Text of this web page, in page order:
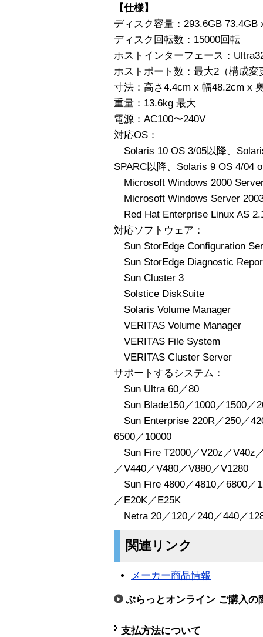
【仕様】
ディスク容量：293.6GB 73.4GB
ディスク回転数：15000回転
ホストインターフェース：
ホストポート数：最大2（構成変
寸法：高さ4.4cm x 幅48.2cm x
重量：13.6kg 最大
電源：AC100〜240V
対応OS：
Solaris 10 OS 3/05以降、
SPARC以降、Solaris 9 OS 4/04
Microsoft Windows 2000
Microsoft Windows Server
Red Hat Enterprise Linux AS
対応ソフトウェア：
Sun StorEdge Configuration
Sun StorEdge Diagnostic
Sun Cluster 3
Solstice DiskSuite
Solaris Volume Manager
VERITAS Volume Manager
VERITAS File System
VERITAS Cluster Server
サポートするシステム：
Sun Ultra 60／80
Sun Blade150／1000／1500／
Sun Enterprise 220R／250／
6500／10000
Sun Fire T2000／V20z／V40z
／V440／V480／V880／V1280
Sun Fire 4800／4810／6800／
／E20K／E25K
Netra 20／120／240／440／
関連リンク
メーカー商品情報
ぷらっとオンライン ご購入の
支払方法について